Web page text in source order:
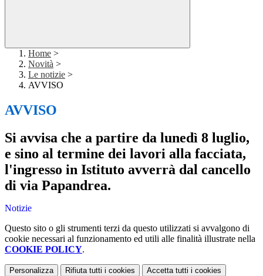
Home >
Novità >
Le notizie >
AVVISO
AVVISO
Si avvisa che a partire da lunedì 8 luglio,
e sino al termine dei lavori alla facciata,
l'ingresso in Istituto avverrà dal cancello
di via Papandrea.
Notizie
Questo sito o gli strumenti terzi da questo utilizzati si avvalgono di
cookie necessari al funzionamento ed utili alle finalità illustrate nella
COOKIE POLICY.
Personalizza Rifiuta tutti i cookies Accetta tutti i cookies